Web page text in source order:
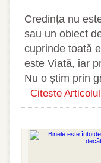
Credința nu
sau un obiect
cuprinde toată
este Viață, iar
Nu o știm prin
Citeste Articolul